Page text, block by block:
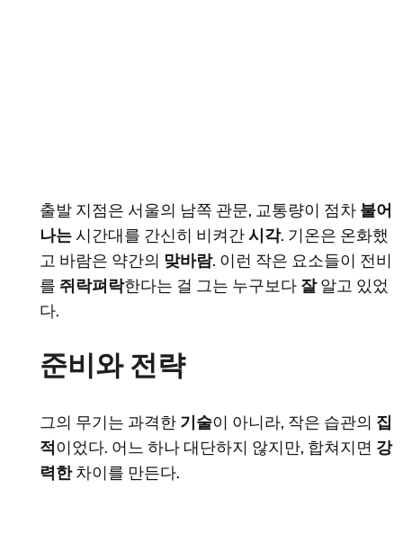
출발 지점은 서울의 남쪽 관문, 교통량이 점차 불어
나는시간대를 간신히 비켜간시각. 기온은 온화했
고 바람은 약간의 맞바람. 이런 작은 요소들이 전비
를 쥐락펴락한다는 걸 그는 누구보다 잘알고 있었
다.
준비와 전략
그의 무기는 과격한 기술이 아니라, 작은 습관의 집
적 이었다. 어느 하나 대단하지 않지만, 합쳐지면 강
력한차이를 만든다.